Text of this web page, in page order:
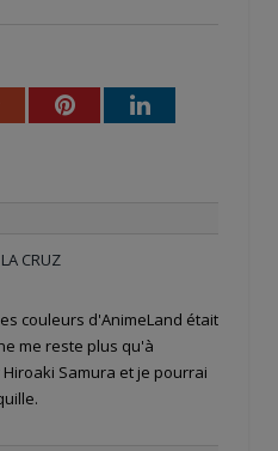
Google+PinterestLinkedIn
CRUZ
couleurs d'AnimeLand était
me reste plus qu'à
Samura et je pourrai